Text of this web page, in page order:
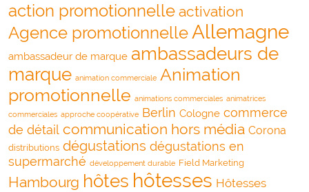
action promotionnelle activation
Agence promotionnelleAllemagne
ambassadeur de marque ambassadeurs de
marque animation commerciale Animation
promotionnelle animations commerciales animatrices
commerciales approche coopérative Berlin Cologne commerce
de détail communication hors média Corona
distributions dégustations dégustations en
supermarché développement durable Field Marketing
Hambourg hôtes hôtesses Hôtesses